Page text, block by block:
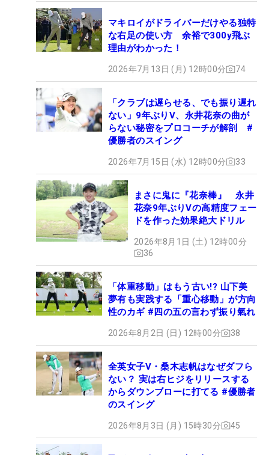
マキロイがドライバーだけやる独特
な右足の使い方 余裕で300y飛ぶ
理由がわかった！
2026年7月13日 (月) 12時00分 74
「クラブは遅らせる、でも振り遅れ
ない」9年ぶりV、永井花奈の曲が
らない秘密をプロコーチが解剖 #
優勝者のスイング
2026年7月15日 (水) 12時00分 33
まさに鬼に『花奈棒』 永井
花奈9年ぶりVの高精度フェー
ドを作った効果絶大ドリル
2026年8月1日 (土) 12時00分
36
「体重移動」はもう古い!? 山下美
夢有も実践する「重心移動」が方向
性のカギ #四の五の言わず振り氣れ
2026年8月2日 (日) 12時00分 38
全英女子V・桑木志帆はなぜダフら
ない？ 実は右ヒジをリリースする
からダウンブローに打てる #優勝者
のスイング
2026年8月3日 (月) 15時30分 45